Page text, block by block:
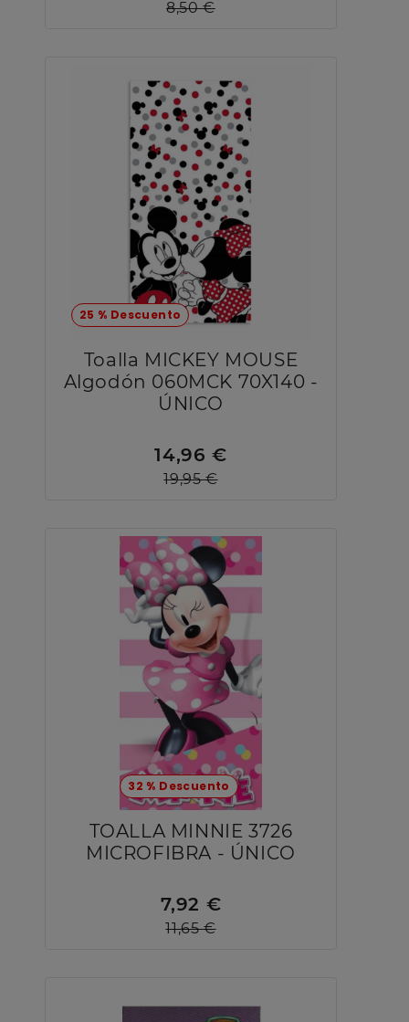
8,50 €
25 % Descuento
Toalla MICKEY MOUSE
Algodón 060MCK 70X140 -
ÚNICO
14,96 €
19,95 €
32 % Descuento
TOALLA MINNIE 3726
MICROFIBRA - ÚNICO
7,92 €
11,65 €